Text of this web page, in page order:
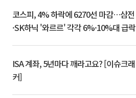
코스피, 4% 하락에 6270선 마감…삼전
·SK하닉 '와르르' 각각 6%·10%대 급락
ISA 계좌, 5년마다 깨라고요? [이슈크래
커]